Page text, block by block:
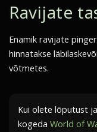
Ravijate
Enamik ravijate
hinnatakse
võtmetes.
Kui olete lõputust
kogeda World of